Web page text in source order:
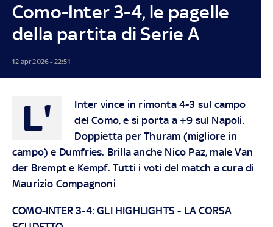
Como-Inter 3-4, le pagelle
della partita di Serie A
12 apr 2026 - 22:51
L'
Inter vince in rimonta 4-3 sul campo
del Como, e si porta a +9 sul Napoli.
Doppietta per Thuram (migliore in
campo) e Dumfries. Brilla anche Nico Paz, male Van
der Brempt e Kempf. Tutti i voti del match a cura di
Maurizio Compagnoni
COMO-INTER 3-4: GLI HIGHLIGHTS - LA CORSA